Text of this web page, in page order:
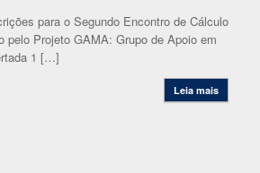
para o Segundo Encontro de Cálculo
pelo Projeto GAMA: Grupo de Apoio em
1 […]
Leia mais